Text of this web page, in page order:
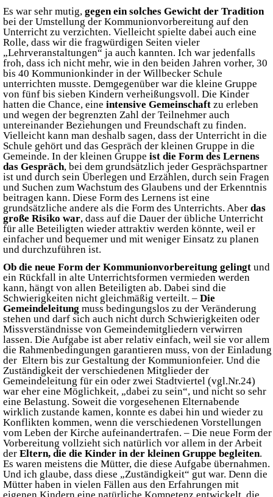
Es war sehr mutig, gegen ein solches Gewicht der Tradition
bei der Umstellung der Kommunionvorbereitung auf den
Unterricht zu verzichten. Vielleicht spielte dabei auch eine
Rolle, dass wir die fragwürdigen Seiten vieler
„Lehrveranstaltungen“ ja auch kannten. Ich war jedenfalls
froh, dass ich nicht mehr, wie in den beiden Jahren vorher, 30
bis 40 Kommunionkinder in der Willbecker Schule
unterrichten musste. Demgegenüber war die kleine Gruppe
von fünf bis sieben Kindern verheißungsvoll. Die Kinder
hatten die Chance, eine intensive Gemeinschaft zu erleben
und wegen der begrenzten Zahl der Teilnehmer auch
untereinander Beziehungen und Freundschaft zu finden.
Vielleicht kann man deshalb sagen, dass der Unterricht in die
Schule gehört und das Gespräch der kleinen Gruppe in die
Gemeinde. In der kleinen Gruppe ist die Form des Lernens
das Gespräch, bei dem grundsätzlich jeder Gesprächspartner
ist und durch sein Überlegen und Erzählen, durch sein Fragen
und Suchen zum Wachstum des Glaubens und der Erkenntnis
beitragen kann. Diese Form des Lernens ist eine
grundsätzliche andere als die Form des Unterrichts. Aber das
große Risiko war, dass auf die Dauer der übliche Unterricht
für alle Beteiligten wieder attraktiv werden könnte, weil er
einfacher und bequemer und mit weniger Einsatz zu planen
und durchzuführen ist.
Ob die neue Form der Kommunionvorbereitung gelingt und
ein Rückfall in alte Unterrichtsformen vermieden werden
kann, hängt von allen Beteiligten ab. Dabei sind die
Schwierigkeiten nicht gleichmäßig verteilt. – Die
Gemeindeleitung muss bedingungslos zu der Veränderung
stehen und darf sich auch nicht durch Schwierigkeiten oder
Missverständnisse von Gemeindemitgliedern verwirren
lassen. Die Aufgabe ist aber relativ einfach, weil sie vor allem
die Rahmenbedingungen garantieren muss, von der Einladung
der Eltern bis zur Gestaltung der Kommunionfeier. Und die
Zuständigkeit der verschiedenen Mitglieder der
Gemeindeleitung für ein oder zwei Stadtviertel (vgl.Nr.24)
war eher eine Möglichkeit, „dabei zu sein“, und nicht so sehr
eine Belastung. Soweit die vorgesehenen Elternabende
wirklich zustande kamen, konnte es dabei hin und wieder zu
Konflikten kommen, wenn die verschiedenen Vorstellungen
vom Leben der Kirche aufeinandertrafen. – Die neue Form der
Vorbereitung vollzieht sich natürlich vor allem in der Arbeit
der Eltern, die die Kinder in der kleinen Gruppe begleiten.
Es waren meistens die Mütter, die diese Aufgabe übernahmen.
Und ich glaube, dass diese „Zuständigkeit“ gut war. Denn die
Mütter haben in vielen Fällen aus den Erfahrungen mit